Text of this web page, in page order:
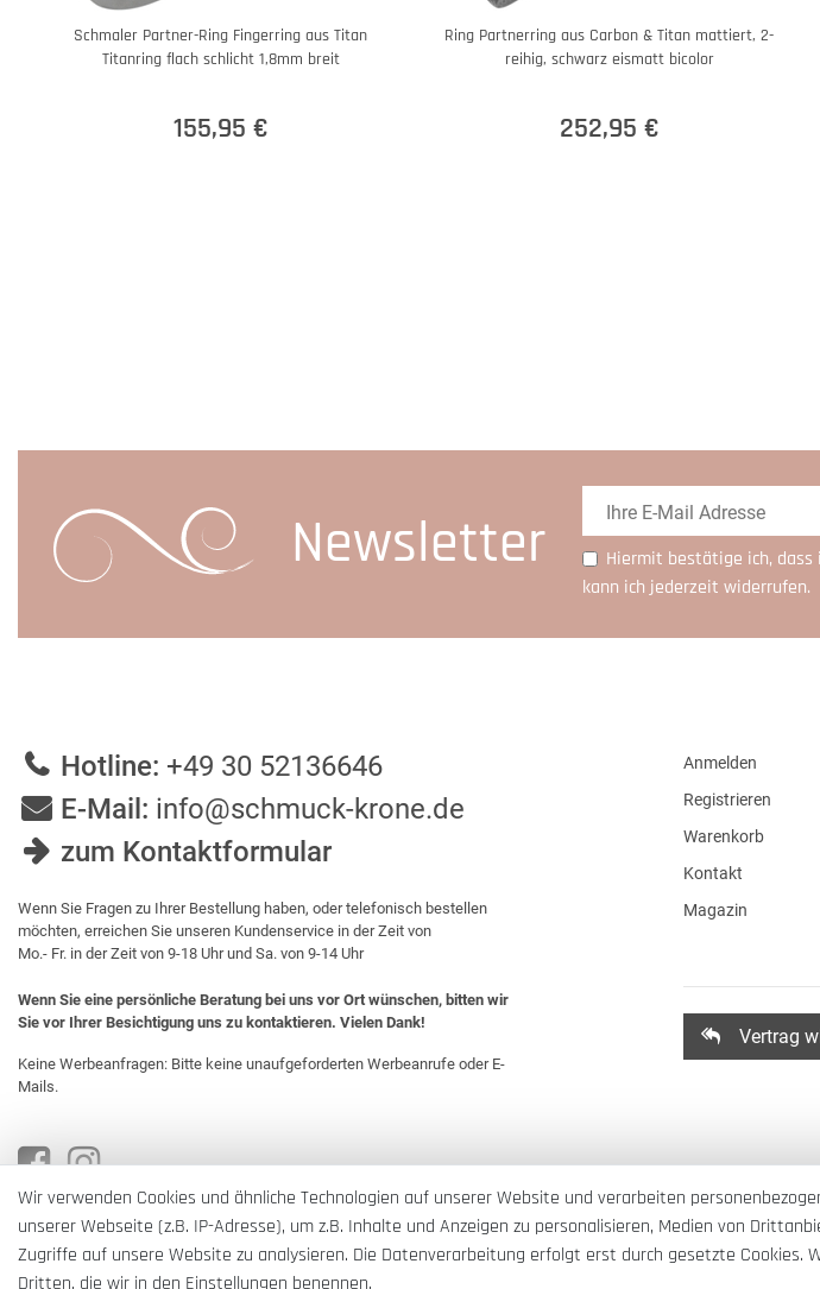
Schmaler Partner-Ring Fingerring aus Titan
Titanring flach schlicht 1,8mm breit
155,95 €
Ring Partnerring aus Carbon & Titan mattiert, 2-
reihig, schwarz eismatt bicolor
252,95 €
Newsletter Hiermit bestätige ich, dass
kann ich jederzeit widerrufen.
Hotline: +49 30 52136646
E-Mail: info@schmuck-krone.de
zum Kontaktformular
Wenn Sie Fragen zu Ihrer Bestellung haben, oder telefonisch bestellen
möchten, erreichen Sie unseren Kundenservice in der Zeit von
Mo.- Fr. in der Zeit von 9-18 Uhr und Sa. von 9-14 Uhr
Wenn Sie eine persönliche Beratung bei uns vor Ort wünschen, bitten wir
Sie vor Ihrer Besichtigung uns zu kontaktieren. Vielen Dank!
Keine Werbeanfragen: Bitte keine unaufgeforderten Werbeanrufe oder E-
Mails.
Anmelden
Registrieren
Warenkorb
Kontakt
Magazin
Vertrag
Wir verwenden Cookies und ähnliche Technologien auf unserer Website und verarbeiten
unserer Webseite (z.B. IP-Adresse), um z.B. Inhalte und Anzeigen zu personalisieren, Medien von
Zugriffe auf unsere Website zu analysieren. Die Datenverarbeitung erfolgt erst durch gesetzte Cookies.
Dritten, die wir in den Einstellungen benennen.